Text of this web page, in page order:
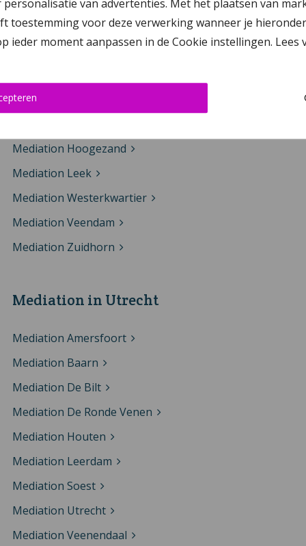
van advertenties. Met het plaatsen van
toestemming voor deze verwerking wanneer je hieronder
ieder moment aanpassen in de Cookie instellingen.
Mediation in Groningen
Mediation Delfzijl
Mediation Groningen
Mediation Hoogezand
Mediation Leek
Mediation Westerkwartier
Mediation Veendam
Mediation Zuidhorn
Mediation in Utrecht
Mediation Amersfoort
Mediation Baarn
Mediation De Bilt
Mediation De Ronde Venen
Mediation Houten
Mediation Leerdam
Mediation Soest
Mediation Utrecht
Mediation Veenendaal